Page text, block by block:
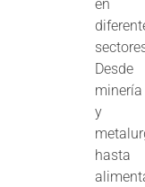
en
Desde
minería
y
hasta